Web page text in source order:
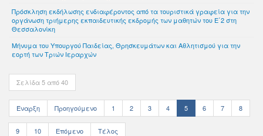
Πρόσκληση εκδήλωσης ενδιαφέροντος από τα τουριστικά γραφεία για την
οργάνωση τριήμερης εκπαιδευτικής εκδρομής των μαθητών του Ε΄2 στη
Θεσσαλονίκη
Μήνυμα του Υπουργού Παιδείας, Θρησκευμάτων και Αθλητισμού για την
εορτή των Τριών Ιεραρχών
Σελίδα 5 από 40
Έναρξη Προηγούμενο 1 2 3 4 5 6 7 8
9 10 Επόμενο Τέλος